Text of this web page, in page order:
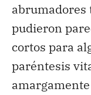
abrumadores
pudieron
cortos para
paréntesis